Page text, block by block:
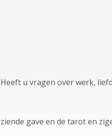
u vragen over werk,
gave en de tarot en